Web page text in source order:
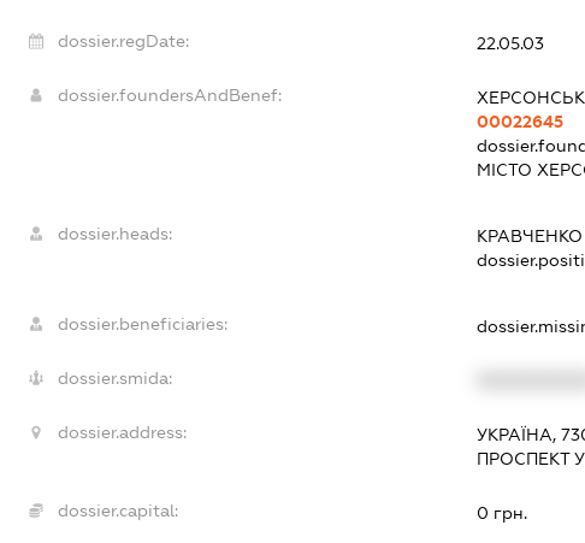
dossier.regDate: 22.05.03
dossier.foundersAndBenef:
00022645
МІСТО
dossier.heads:
dossier.beneficiaries:
dossier.smida:
dossier.address:
УКРАЇНА,
ПРОСПЕКТ
dossier.capital: 0 грн.